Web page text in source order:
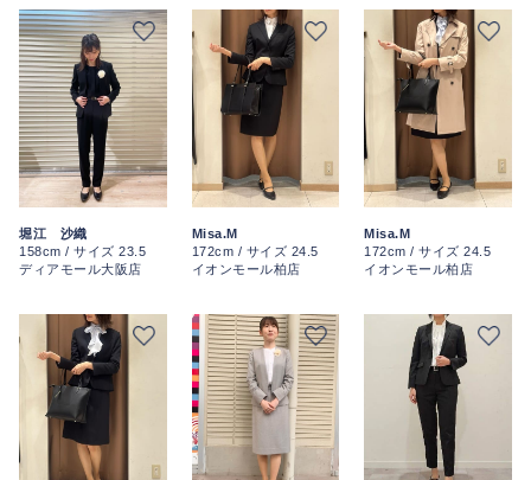
堀江 沙織
158cm / サイズ 23.5
ディアモール大阪店
Misa.M
172cm / サイズ 24.5
イオンモール柏店
Misa.M
172cm / サイズ 24.5
イオンモール柏店